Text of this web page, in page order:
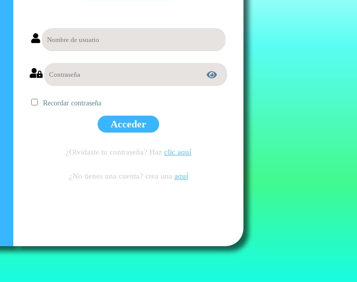
Recordar contraseña
Acceder
¿Olvidaste tu contraseña? Haz clic aquí
¿No tienes una cuenta? crea una aquí